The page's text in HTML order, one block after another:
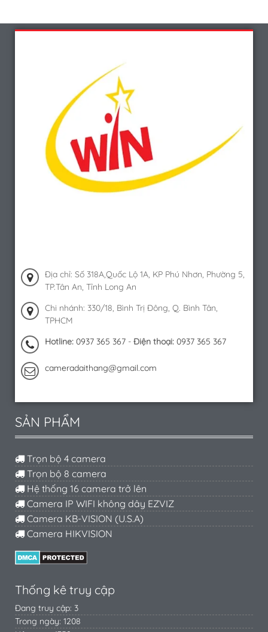
Địa chỉ: Số 318A,Quốc Lộ 1A, KP Phú Nhơn, Phường 5,
TP.Tân An, Tỉnh Long An
Chi nhánh: 330/18, Bình Trị Đông, Q. Bình Tân,
TPHCM
Hotline: 0937 365 367 - Điện thoại: 0937 365 367
cameradaithang@gmail.com
SẢN PHẨM
Trọn bộ 4 camera
Trọn bộ 8 camera
Hệ thống 16 camera trở lên
Camera IP WIFI không dây EZVIZ
Camera KB-VISION (U.S.A)
Camera HIKVISION
Thống kê truy cập
Đang truy cập: 3
Trong ngày: 1208